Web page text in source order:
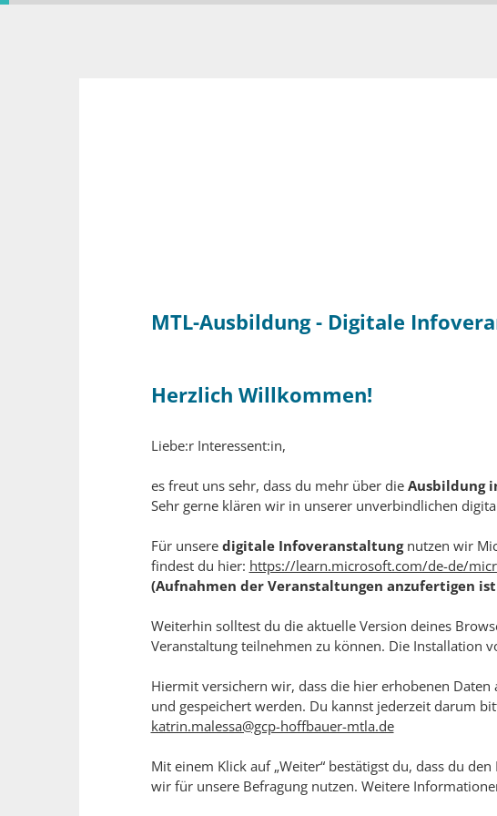
MTL-Ausbildung - Digitale
Herzlich Willkommen!
Liebe:r Interessent:in,
es freut uns sehr, dass du mehr über die Ausbildung
Sehr gerne klären wir in unserer unverbindlichen
Für unsere digitale Infoveranstaltungnutzen wir
findest du hier: ​ https://learn.microsoft.com/de-de/
(Aufnahmen der Veranstaltungen anzufertigen
Weiterhin solltest du die aktuelle Version deines
Veranstaltung teilnehmen zu können. Die Installation
Hiermit versichern wir, dass die hier erhobenen
und gespeichert werden. Du kannst jederzeit darum
katrin.malessa@gcp-hoffbauer-mtla.de
Mit einem Klick auf „Weiter“ bestätigst du, dass du
wir für unsere Befragung nutzen. Weitere